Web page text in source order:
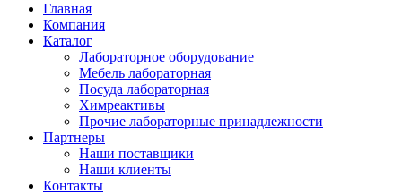
Главная
Компания
Каталог
Лабораторное оборудование
Мебель лабораторная
Посуда лабораторная
Химреактивы
Прочие лабораторные принадлежности
Партнеры
Наши поставщики
Наши клиенты
Контакты